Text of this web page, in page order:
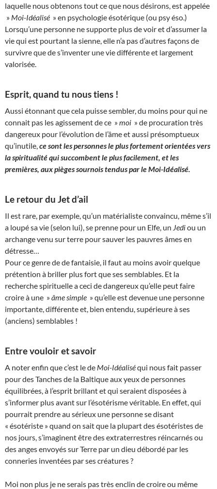
laquelle nous obtenons tout ce que nous désirons, est appelée
» Moi-Idéalisé » en psychologie ésotérique (ou psy éso.)
Lorsqu’une personne ne supporte plus de voir et d’assumer la
vie qui est pourtant la sienne, elle n’a pas d’autres façons de
survivre que de s’inventer une vie différente et largement
valorisée.
Esprit, quand tu nous tiens !
Aussi étonnant que cela puisse sembler, du moins pour qui ne
connait pas les agissement de ce »moi » de procuration très
dangereux pour l’évolution de l’âme et aussi présomptueux
qu’inutile, ce sont les personnes le plus fortement orientées vers
la spiritualité qui succombent le plus facilement, et les
premières, aux pièges sournois tendus par le Moi-Idéalisé.
Le retour du Jet d’ail
Il est rare, par exemple, qu’un matérialiste convaincu, même s’il
a loupé sa vie (selon lui), se prenne pour un Elfe, un Jediou un
archange venu sur terre pour sauver les pauvres âmes en
détresse…
Pour ce genre de de fantaisie, il faut au moins avoir quelque
prétention à briller plus fort que ses semblables. Et la
recherche spirituelle a ceci de dangereux qu’elle peut faire
croire à une »âme simple » qu’elle est devenue une personne
importante, différente et, bien entendu, supérieure à ses
(anciens) semblables !
Entre vouloir et savoir
A noter enfin que c’est le de Moi-Idéaliséqui nous fait passer
pour des Tanches de la Baltique aux yeux de personnes
équilibrées, à l’esprit brillant et qui seraient disposées à
s’informer plus avant sur l’ésotérisme véritable. En effet, qui
pourrait prendre au sérieux une personne se disant
« ésotériste » quand on sait que la plupart des ésotéristes de
nos jours, s’imaginent être des extraterrestres réincarnés ou
des anges envoyés sur Terre par un dieu débordé par les
conneries inventées par ses créatures ?
Moi non plus je ne serais pas très enclin de croire ou même